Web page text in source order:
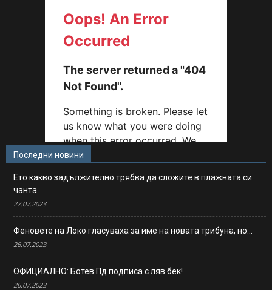
Последни новини
Ето какво задължително трябва да сложите в плажната си
чанта
27.07.2023
Феновете на Локо гласуваха за име на новата трибуна, но…
26.07.2023
ОФИЦИАЛНО: Ботев Пд подписа с ляв бек!
26.07.2023